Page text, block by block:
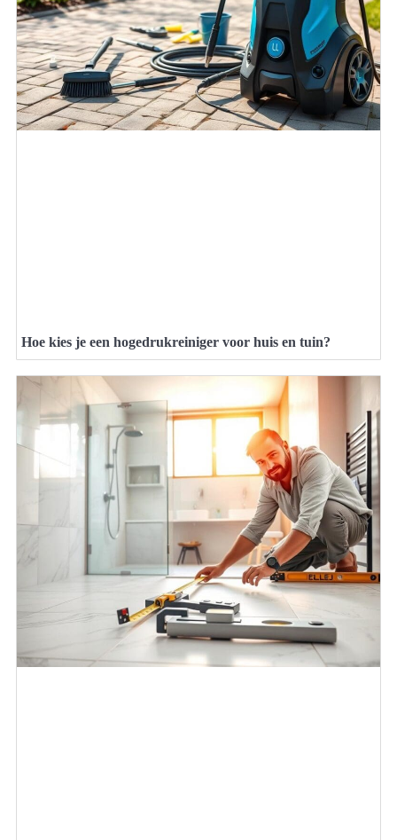
Hoe kies je een hogedrukreiniger voor huis en tuin?